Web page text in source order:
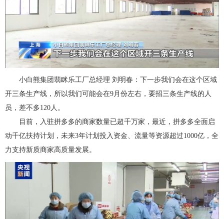
小白熊集团翡眯乐工厂总经理 刘明春：下一步我们会在这个区域
开三条生产线，所以我们可能会在9月份左右，要招三条生产线的人
员，差不多120人。
目前，入驻拼多多的商家数量已超千万家，最近，拼多多全面启
动千亿扶持计划，未来3年计划投入资金、流量等资源超过1000亿，全
力支持新质商家高质量发展。